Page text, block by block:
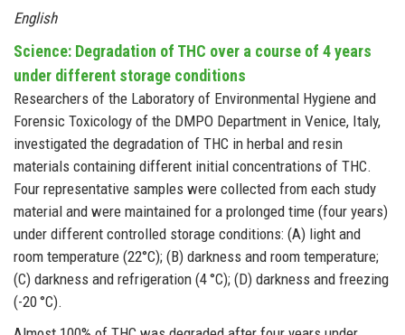
English
Science: Degradation of THC over a course of 4 years
under different storage conditions
Researchers of the Laboratory of Environmental Hygiene and
Forensic Toxicology of the DMPO Department in Venice, Italy,
investigated the degradation of THC in herbal and resin
materials containing different initial concentrations of THC.
Four representative samples were collected from each study
material and were maintained for a prolonged time (four years)
under different controlled storage conditions: (A) light and
room temperature (22°C); (B) darkness and room temperature;
(C) darkness and refrigeration (4 °C); (D) darkness and freezing
(-20 °C).